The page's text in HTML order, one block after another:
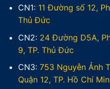
CN1: 11 Đường số 12,
Thủ Đức
CN2: 24 Đường D5A,
9, TP. Thủ Đức
CN3: 753 Nguyễn Ảnh
Quận 12, TP. Hồ Chí